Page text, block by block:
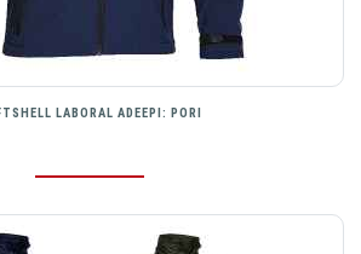
LABORAL ADEEPI: PORI